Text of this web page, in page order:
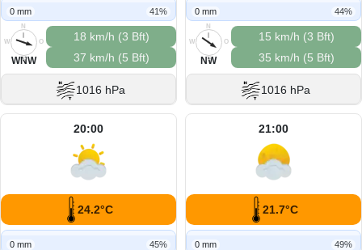
0 mm 41%
N
O
S
W
WNW
18 km/h (3 Bft)
37 km/h (5 Bft)
1016 hPa
0 mm 44%
N
O
S
W
NW
15 km/h (3 Bft)
35 km/h (5 Bft)
1016 hPa
20:00
24.2°C
0 mm 45%
21:00
21.7°C
0 mm 49%